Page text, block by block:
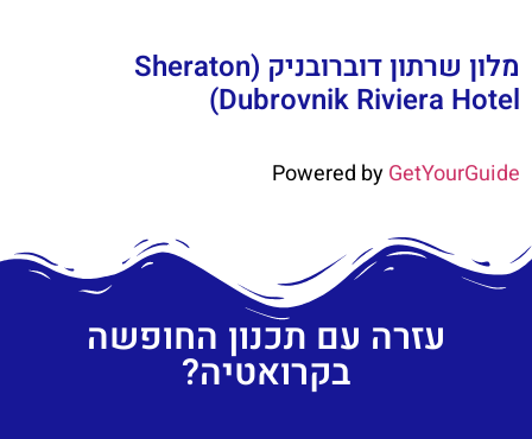
מלון שרתון דוברובניק (Sheraton
Dubrovnik Riviera Hotel)
Powered byGetYourGuide
עזרה עם תכנון החופשה
בקרואטיה?